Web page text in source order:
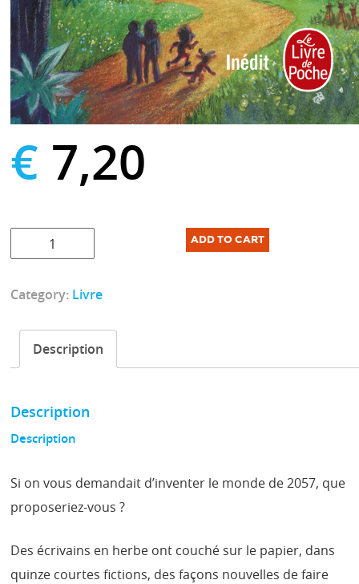
€ 7,20
Demain
sera
-
quantity
ADD TO CART
Category: Livre
Description
Description
Description
Si on vous demandait d’inventer le monde de 2057, que
proposeriez-vous ?
Des écrivains en herbe ont couché sur le papier, dans
quinze courtes fictions, des façons nouvelles de faire